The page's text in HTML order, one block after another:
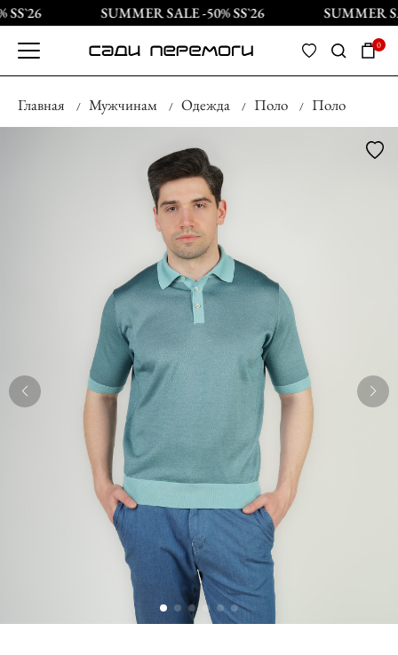
SUMMER SALE -50% SS`26 SUMMER
0
Главная Мужчинам Одежда Поло Поло